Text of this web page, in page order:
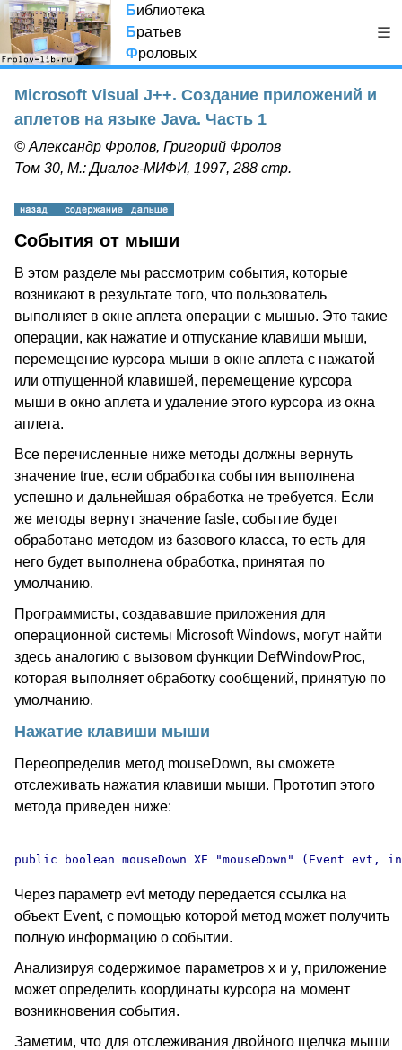
Библиотека
Братьев
Фроловых
Microsoft Visual J++. Создание приложений и
аплетов на языке Java. Часть 1
© Александр Фролов, Григорий Фролов
Том 30, М.: Диалог-МИФИ, 1997, 288 стр.
События от мыши
В этом разделе мы рассмотрим события, которые
возникают в результате того, что пользователь
выполняет в окне аплета операции с мышью. Это такие
операции, как нажатие и отпускание клавиши мыши,
перемещение курсора мыши в окне аплета с нажатой
или отпущенной клавишей, перемещение курсора
мыши в окно аплета и удаление этого курсора из окна
аплета.
Все перечисленные ниже методы должны вернуть
значение true, если обработка события выполнена
успешно и дальнейшая обработка не требуется. Если
же методы вернут значение fasle, событие будет
обработано методом из базового класса, то есть для
него будет выполнена обработка, принятая по
умолчанию.
Программисты, создававшие приложения для
операционной системы Microsoft Windows, могут найти
здесь аналогию с вызовом функции DefWindowProc,
которая выполняет обработку сообщений, принятую по
умолчанию.
Нажатие клавиши мыши
Переопределив метод mouseDown, вы сможете
отслеживать нажатия клавиши мыши. Прототип этого
метода приведен ниже:
Через параметр evt методу передается ссылка на
объект Event, с помощью которой метод может получить
полную информацию о событии.
Анализируя содержимое параметров x и y, приложение
может определить координаты курсора на момент
возникновения события.
Заметим, что для отслеживания двойного щелчка мыши